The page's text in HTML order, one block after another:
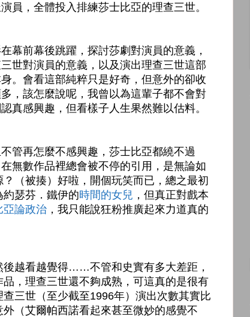
員，全體投入排練莎士比亞的理查三世。
幕前幕後跳躍，探討莎劇對演員的意義，
世對演員的意義，以及演出理查三世這部
。會看這部純粹只是好奇，但意外的卻收
，該怎麼說呢，我曾以為這輩子都不會對
真感興趣，但看樣子人生果然難以估料。
管再怎麼不感興趣，莎士比亞都繞不過
無數作品裡總會被不停的引用，是無論如
（被揍）好啦，開個玩笑而已，總之最初
瑟芬．鐵伊的時間的女兒 ，但真正對戲本
亞論政治 ，我只能說狂粉推廣起來力道真的
越看越覺得……不管和史實有多大差距，
，理查三世還不夠成熟，可這真的是很有
三世（至少截至1996年）演出次數其實比
（艾爾帕西諾看起來甚至微妙的感覺不